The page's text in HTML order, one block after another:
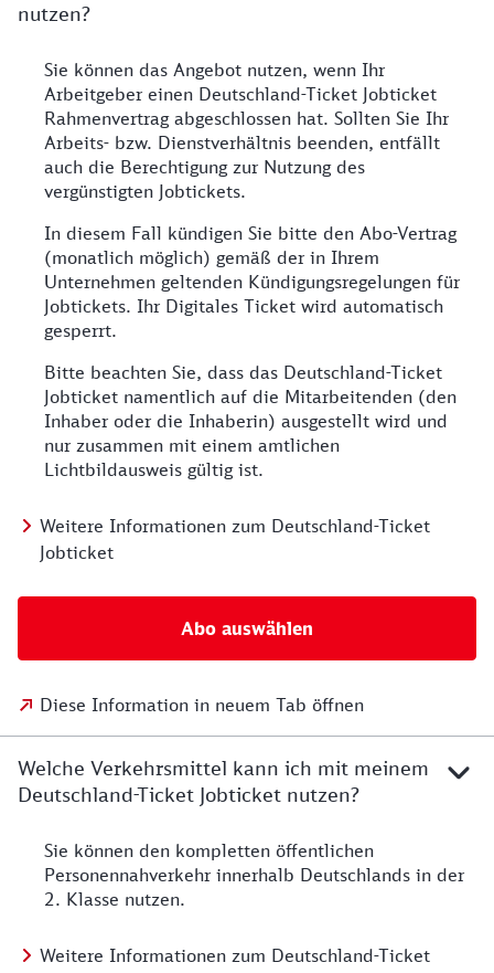
nutzen?
Sie können das Angebot nutzen, wenn Ihr
Arbeitgeber einen Deutschland-Ticket Jobticket
Rahmenvertrag abgeschlossen hat. Sollten Sie Ihr
Arbeits- bzw. Dienstverhältnis beenden, entfällt
auch die Berechtigung zur Nutzung des
vergünstigten Jobtickets.
In diesem Fall kündigen Sie bitte den Abo-Vertrag
(monatlich möglich) gemäß der in Ihrem
Unternehmen geltenden Kündigungsregelungen für
Jobtickets. Ihr Digitales Ticket wird automatisch
gesperrt.
Bitte beachten Sie, dass das Deutschland-Ticket
Jobticket namentlich auf die Mitarbeitenden (den
Inhaber oder die Inhaberin) ausgestellt wird und
nur zusammen mit einem amtlichen
Lichtbildausweis gültig ist.
Weitere Informationen zum Deutschland-Ticket
Jobticket
Abo auswählen
Diese Information in neuem Tab öffnen
Welche Verkehrsmittel kann ich mit meinem
Deutschland-Ticket Jobticket nutzen?
Sie können den kompletten öffentlichen
Personennahverkehr innerhalb Deutschlands in der
2. Klasse nutzen.
Weitere Informationen zum Deutschland-Ticket